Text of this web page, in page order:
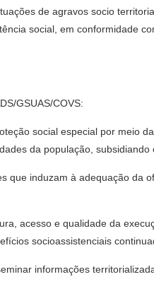
de agravos socio
social, em conformidade
GSUAS/COVS:
social especial por meio
da população,
que induzam à adequação da
acesso e qualidade da
socioassistenciais
informações